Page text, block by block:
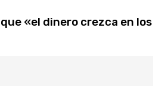
«el dinero crezca en los